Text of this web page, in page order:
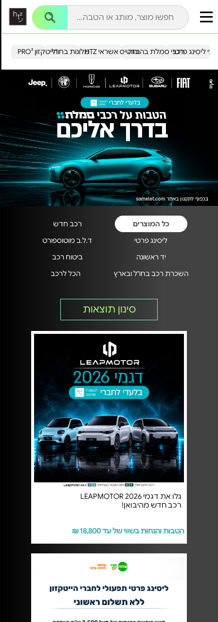
הייטקזון PRO²מלונות בחו"ל כרטיס אשראי HTZ ליסינג פרטירכבי סמלת בהנחה
כל המוצרים
רכב חדש
ליסינג פרטי
ד.ל.ב מוטוספורט
יד ראשונה
ביטוח רכב
השכרת רכב בחו"ל ובארץ
הכל לרכב
סינון תוצאות
גלו את דגמי 2026 LEAPMOTOR
רכב חדש מהיבואן!
הטבות והנחות בשווי של עד 18,800 ₪